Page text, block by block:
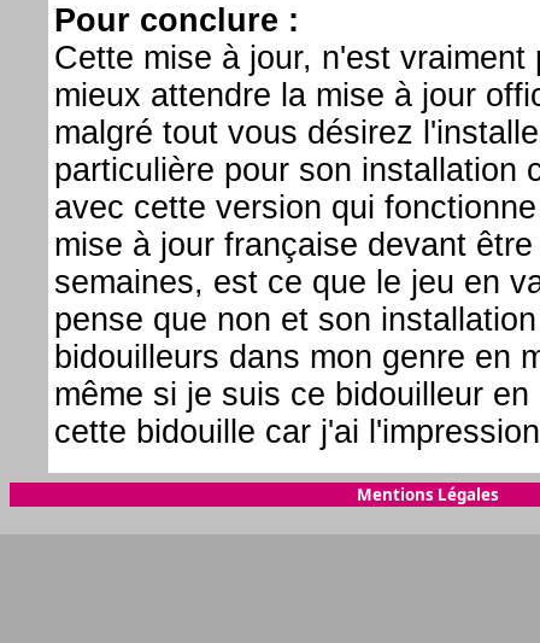
Pour conclure :
Cette mise à jour, n'est
mieux attendre la mise à jour
malgré tout vous désirez
particulière pour son installation
avec cette version qui
mise à jour française devant
semaines, est ce que le jeu en
pense que non et son
bidouilleurs dans mon genre en
même si je suis ce bidouilleur
cette bidouille car j'ai
Mentions Légales